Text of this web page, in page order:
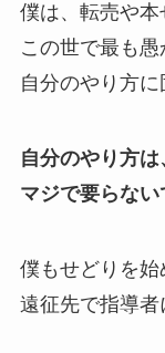
僕は、転売や本
この世で最も愚
自分のやり方に
自分のやり方
マジで要らない
僕もせどりを始
遠征先で指導者